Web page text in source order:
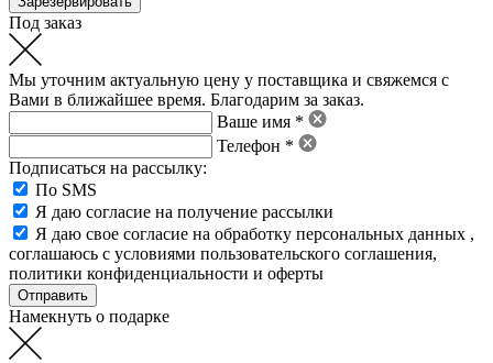
Под заказ
Мы уточним актуальную цену у поставщика и свяжемся с
Вами в ближайшее время. Благодарим за заказ.
Ваше имя *
Телефон *
Подписаться на рассылку:
По SMS
Я даю согласие на получение рассылки
Я даю свое согласие на обработку персональных данных ,
соглашаюсь с условиями пользовательского соглашения,
политики конфиденциальности и оферты
Намекнуть о подарке